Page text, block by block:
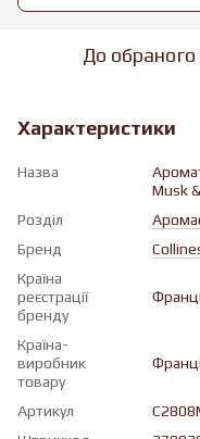
До обраного
Характеристики
Назва
Musk
Розділ
Бренд
Країна
реєстрації
бренду
Країна-
виробник
товару
Артикул